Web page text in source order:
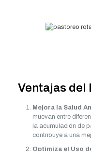
Ventajas del
Mejora la Salud
muevan entre
la acumulación de
contribuye a una
Optimiza el Uso